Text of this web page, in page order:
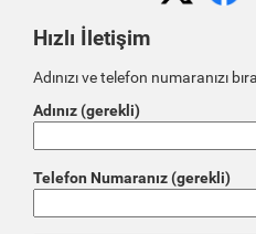
Hızlı İletişim
Adınızı ve telefon numaranızı
Adınız (gerekli)
Telefon Numaranız (gerekli)